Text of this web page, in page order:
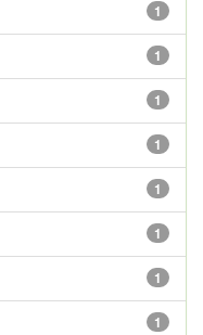
1
1
1
1
1
1
1
1